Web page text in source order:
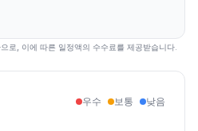
170001.01 165035
로, 이에 따른 일정액의 수수료를 제공받습니다.
우수 보통 낮음